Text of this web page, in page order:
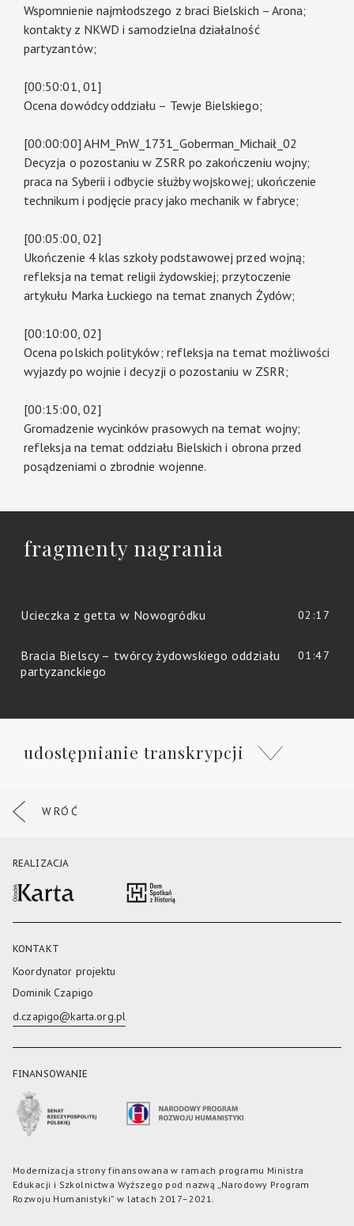
Wspomnienie najmłodszego z braci Bielskich – Arona;
kontakty z NKWD i samodzielna działalność
partyzantów;
[00:50:01, 01]
Ocena dowódcy oddziału – Tewje Bielskiego;
[00:00:00] AHM_PnW_1731_Goberman_Michaił_02
Decyzja o pozostaniu w ZSRR po zakończeniu wojny;
praca na Syberii i odbycie służby wojskowej; ukończenie
technikum i podjęcie pracy jako mechanik w fabryce;
[00:05:00, 02]
Ukończenie 4 klas szkoły podstawowej przed wojną;
refleksja na temat religii żydowskiej; przytoczenie
artykułu Marka Łuckiego na temat znanych Żydów;
[00:10:00, 02]
Ocena polskich polityków; refleksja na temat możliwości
wyjazdy po wojnie i decyzji o pozostaniu w ZSRR;
[00:15:00, 02]
Gromadzenie wycinków prasowych na temat wojny;
refleksja na temat oddziału Bielskich i obrona przed
posądzeniami o zbrodnie wojenne.
fragmenty nagrania
Ucieczka z getta w Nowogródku 02:17
Bracia Bielscy – twórcy żydowskiego oddziału
partyzanckiego
01:47
udostępnianie transkrypcji
WRÓĆ
REALIZACJA
KONTAKT
Koordynator projektu
Dominik Czapigo
d.czapigo@karta.org.pl
FINANSOWANIE
Modernizacja strony finansowana w ramach programu Ministra
Edukacji i Szkolnictwa Wyższego pod nazwą „Narodowy Program
Rozwoju Humanistyki” w latach 2017–2021.